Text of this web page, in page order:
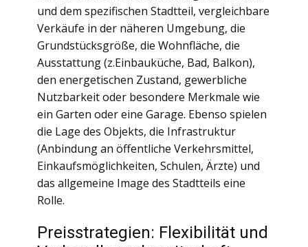
und dem spezifischen Stadtteil, vergleichbare
Verkäufe in der näheren Umgebung, die
Grundstücksgröße, die Wohnfläche, die
Ausstattung (z.Einbauküche, Bad, Balkon),
den energetischen Zustand, gewerbliche
Nutzbarkeit oder besondere Merkmale wie
ein Garten oder eine Garage. Ebenso spielen
die Lage des Objekts, die Infrastruktur
(Anbindung an öffentliche Verkehrsmittel,
Einkaufsmöglichkeiten, Schulen, Ärzte) und
das allgemeine Image des Stadtteils eine
Rolle.
Preisstrategien: Flexibilität und